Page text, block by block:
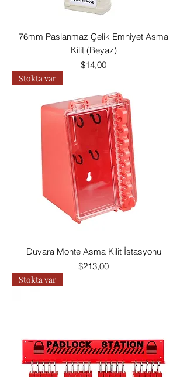
76mm Paslanmaz Çelik Emniyet Asma
Kilit (Beyaz)
Fiyat
$14,00
Stokta var
Duvara Monte Asma Kilit İstasyonu
Fiyat
$213,00
Stokta var